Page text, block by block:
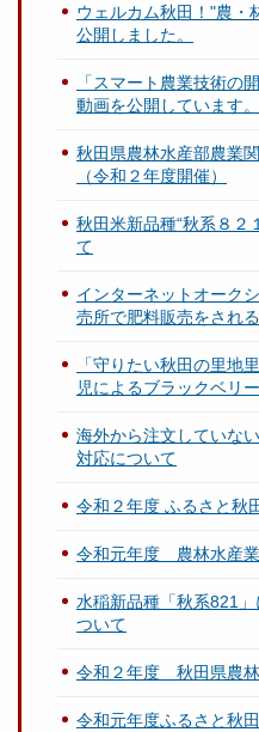
ウェルカム秋田！"農・
公開しました。
「スマート農業技術の
動画を公開しています。
秋田県農林水産部農業
（令和２年度開催）
秋田米新品種“秋系８２
て
インターネットオーク
売所で肥料販売をされ
「守りたい秋田の里地
児によるブラックベリ
海外から注文していな
対応について
令和２年度 ふるさと秋
令和元年度 農林水産
水稲新品種「秋系821
ついて
令和２年度 秋田県農
令和元年度ふるさと秋